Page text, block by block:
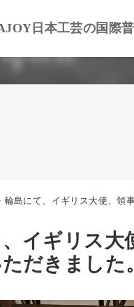
日本工芸の国際
輪島にて、イギリス大使、領
イギリス大
だきました。